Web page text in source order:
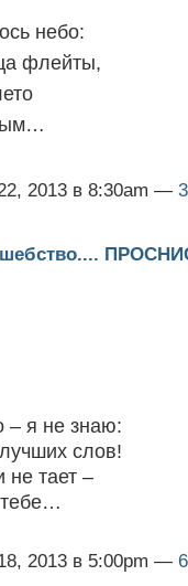
небо:
2013 в 8:30am —
я не знаю:
слов!
тает –
2013 в 5:00pm —